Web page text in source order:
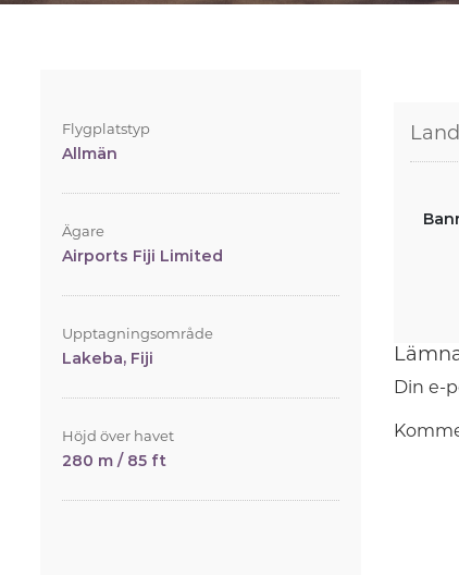
Flygplatstyp
Allmän
Ägare
Airports Fiji Limited
Upptagningsområde
Lakeba, Fiji
Höjd över havet
280 m / 85 ft
Din e-